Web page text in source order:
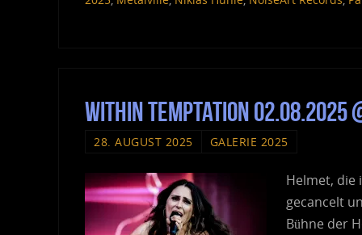
Within Temptation 02.08.2025
28. AUGUST 2025 GALERIE 2025
Helmet, die
gecancelt
Bühne der